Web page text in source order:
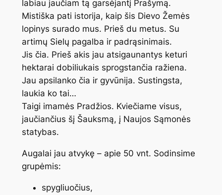
labiau jaučiam tą garsėjantį Prašymą.
Mistiška pati istorija, kaip šis Dievo Žemės
lopinys surado mus. Prieš du metus. Su
artimų Sielų pagalba ir padrąsinimais.
Jis čia. Prieš akis jau atsigaunantys keturi
hektarai dobiliukais sprogstančia ražiena.
Jau apsilanko čia ir gyvūnija. Sustingsta,
laukia ko tai…
Taigi imamės Pradžios. Kviečiame visus,
jaučiančius šį Šauksmą, į Naujos Sąmonės
statybas.
Augalai jau atvykę – apie 50 vnt. Sodinsime
grupėmis:
spygliuočius,